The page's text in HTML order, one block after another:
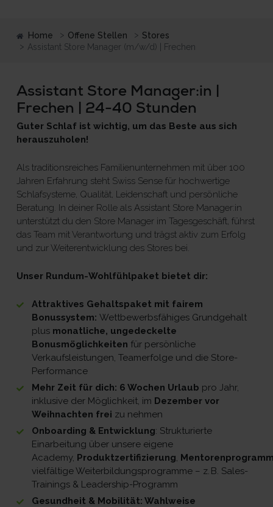
Home Offene Stellen
Stores
Assistant Store Manager (m/w/d) | Frechen
Assistant Store Manager:in |
Frechen | 24-40 Stunden
Guter Schlaf ist wichtig, um das Beste aus sich
herauszuholen!
Als traditionsreiches Familienunternehmen mit über 100
Jahren Erfahrung steht Swiss Sense für hochwertige
Schlafsysteme, Qualität, Leidenschaft und persönliche
Beratung. In deiner Rolle als Assistant Store Manager:in
unterstützt du den Store Manager im Tagesgeschäft, führst
das Team mit Verantwortung und trägst aktiv zum Erfolg
und zur Weiterentwicklung des Stores bei.
Unser Rundum-Wohlfühlpaket bietet dir:
Attraktives Gehaltspaket mit fairem
Bonussystem: Wettbewerbsfähiges Grundgehalt
plus monatliche, ungedeckelte
Bonusmöglichkeiten für persönliche
Verkaufsleistungen, Teamerfolge und die Store-
Performance
Mehr Zeit für dich: 6 Wochen Urlaub pro Jahr,
inklusive der Möglichkeit, im Dezember vor
Weihnachten frei zu nehmen
Onboarding & Entwicklung: Strukturierte
Einarbeitung über unsere eigene
Academy, Produktzertifizierung,
vielfältige Weiterbildungsprogramme – z. B. Sales-
Trainings & Leadership-Programm
Gesundheit & Mobilität: Wahlweise